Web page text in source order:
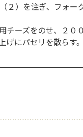
２）を注ぎ、フォー
チーズをのせ、２
にパセリを散らす。